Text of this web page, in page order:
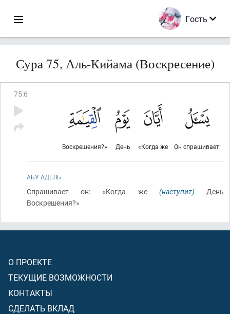
Гость
Сура 75, Аль-Кийама (Воскресение)
75:6
Он спрашивает:
«Когда же
День
Воскрешения?»
АБУ АДЕЛЬ
Спрашивает он: «Когда же (наступит) День
Воскрешения?»
О ПРОЕКТЕ
ТЕКУЩИЕ ВОЗМОЖНОСТИ
КОНТАКТЫ
СДЕЛАТЬ ВКЛАД